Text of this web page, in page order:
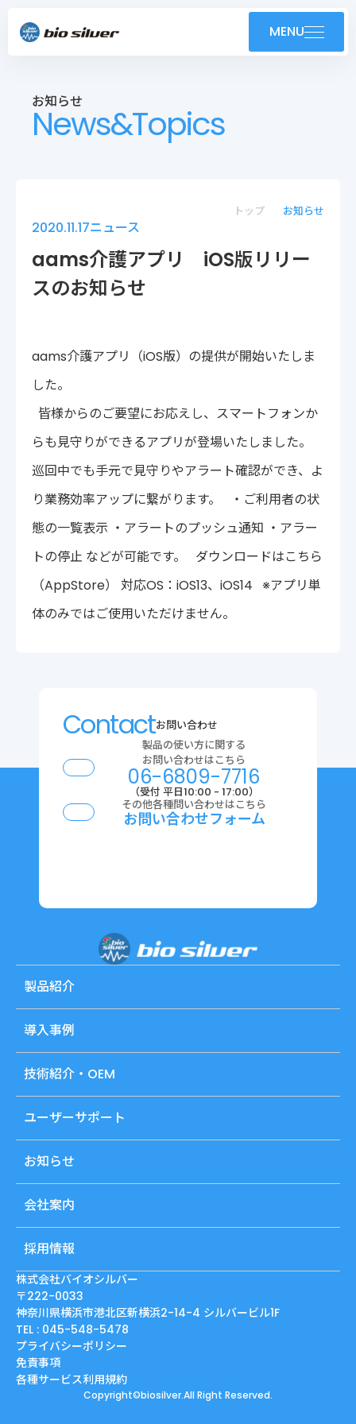
MENU
製品紹介
技術紹介・OEM
会社案内
採用情報
株式会社バイオシルバー
神奈川県横浜市港北区新横浜2-14-4 シルバービル1F
プライバシーポリシー
免責事項
各種サービス利用規約
お知らせ
News&Topics
トップ お知らせ
2020.11.17ニュース
aams介護アプリ iOS版リリー
スのお知らせ
aams介護アプリ（iOS版）の提供が開始いたしま
した。
皆様からのご要望にお応えし、スマートフォンか
らも見守りができるアプリが登場いたしました。
巡回中でも手元で見守りやアラート確認ができ、よ
り業務効率アップに繋がります。 ・ご利用者の状
態の一覧表示 ・アラートのプッシュ通知 ・アラー
トの停止 などが可能です。 ダウンロードはこちら
（AppStore）
対応OS：iOS13、iOS14 ※アプリ単
体のみではご使用いただけません。
Contactお問い合わせ
製品の使い方に関する
お問い合わせはこちら
06-6809-7716
（受付 平日10:00 - 17:00）
その他各種問い合わせはこちら
お問い合わせフォーム
製品紹介
導入事例
技術紹介・OEM
ユーザーサポート
お知らせ
会社案内
採用情報
株式会社バイオシルバー
〒222-0033
神奈川県横浜市港北区新横浜2-14-4 シルバービル1F
TEL : 045-548-5478
プライバシーポリシー
免責事項
各種サービス利用規約
Copyright©biosilver.All Right Reserved.